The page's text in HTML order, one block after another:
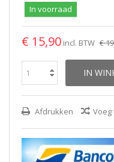
In voorraad
€ 15,90 incl. BTW €
IN
Afdrukken